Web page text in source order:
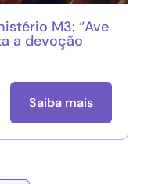
M3: “Ave
a devoção
Saiba mais